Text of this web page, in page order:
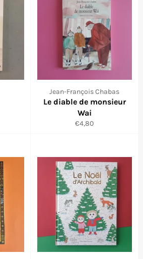
Jean-François Chabas
Le diable de monsieur
Wai
Prix
€4,80